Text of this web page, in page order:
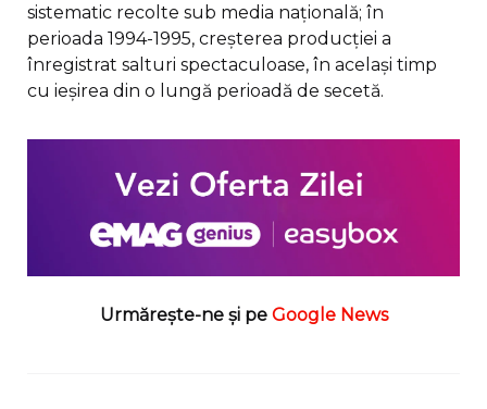
sistematic recolte sub media națională; în
perioada 1994-1995, creșterea producției a
înregistrat salturi spectaculoase, în același timp
cu ieșirea din o lungă perioadă de secetă.
Urmărește-ne și pe Google News